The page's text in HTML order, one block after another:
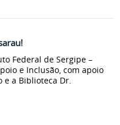
Federal de Sergipe –
e Inclusão, com apoio
e a Biblioteca Dr.